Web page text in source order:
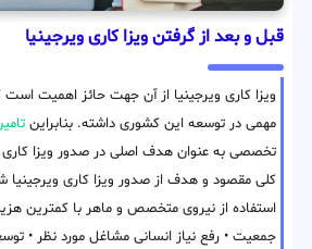
قبل و بعد از گرفتن ویزا کاری ویرجینیا
ویزا کاری ویرجینیا از آن جهت حائز اهمیت
مهمی در توسعه این کشوری داشته. بنابراین
تخصصی به عنوان هدف اصلی در صدور ویزا کاری
کلی مقصود و هدف از صدور ویزا کاری ویرجینیا
استفاده از نیروی متخصص و ماهر با کمترین
جمعیت • رفع نیاز انسانی مشاغل مورد نظر •